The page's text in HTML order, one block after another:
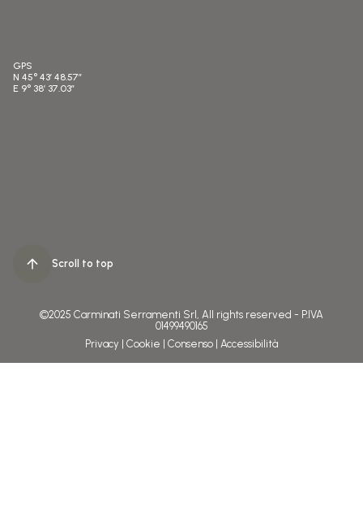
GPS
N 45° 43′ 48.57″
E 9° 38′ 37.03″
Scroll to top
©2025 Carminati Serramenti Srl, All rights reserved - P.IVA
01499490165
Privacy
Cookie Consenso Accessibilità